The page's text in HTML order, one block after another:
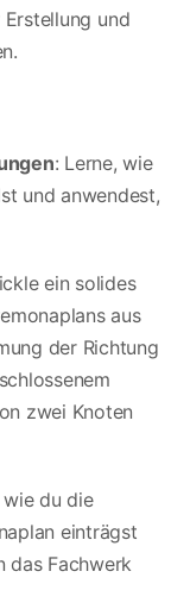
und
: Lerne, wie
und anwendest,
ein solides
aus
der Richtung
zwei Knoten
wie du die
einträgst
das Fachwerk